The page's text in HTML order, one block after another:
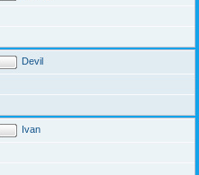
Devil
Ivan